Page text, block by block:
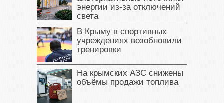
энергии из-за отключений
света
В Крыму в спортивных
учреждениях возобновили
тренировки
На крымских АЗС снижены
объёмы продажи топлива